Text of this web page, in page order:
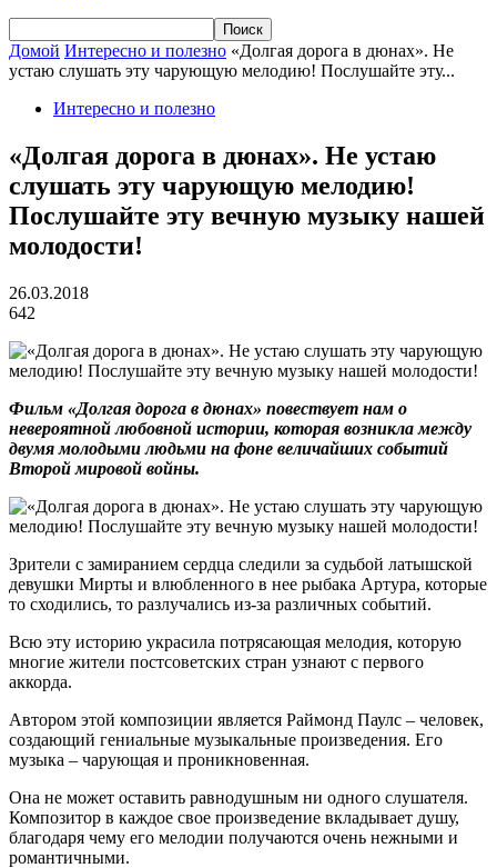
Домой Интересно и полезно «Долгая дорога в дюнах». Не
устаю слушать эту чарующую мелодию! Послушайте эту...
Интересно и полезно
«Долгая дорога в дюнах». Не устаю
слушать эту чарующую мелодию!
Послушайте эту вечную музыку нашей
молодости!
26.03.2018
642
Фильм «Долгая дорога в дюнах» повествует нам о
невероятной любовной истории, которая возникла между
двумя молодыми людьми на фоне величайших событий
Второй мировой войны.
Зрители с замиранием сердца следили за судьбой латышской
девушки Мирты и влюбленного в нее рыбака Артура, которые
то сходились, то разлучались из-за различных событий.
Всю эту историю украсила потрясающая мелодия, которую
многие жители постсоветских стран узнают с первого
аккорда.
Автором этой композиции является Раймонд Паулс – человек,
создающий гениальные музыкальные произведения. Его
музыка – чарующая и проникновенная.
Она не может оставить равнодушным ни одного слушателя.
Композитор в каждое свое произведение вкладывает душу,
благодаря чему его мелодии получаются очень нежными и
романтичными.